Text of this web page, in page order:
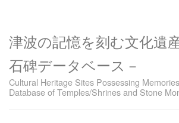
津波の記憶を刻む文化遺
石碑データベース－
Cultural Heritage Sites Possessing
Database of Temples/Shrines and Stone